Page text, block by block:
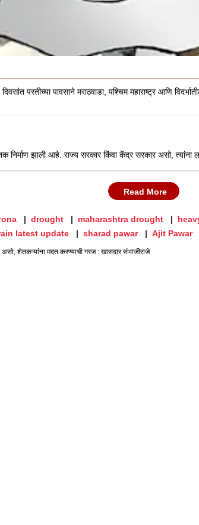
दिवसांत परतीच्या पावसाने मराठवाडा, पश्चिम महाराष्ट्र आणि
निर्माण झाली आहे. राज्य सरकार किंवा केंद्र सरकार असो,
Read More
drought maharashtra drought
latest update sharad pawar Ajit Pawar
शेतकऱ्यांना मदत करण्याची गरज : खासदार संभाजीराजे